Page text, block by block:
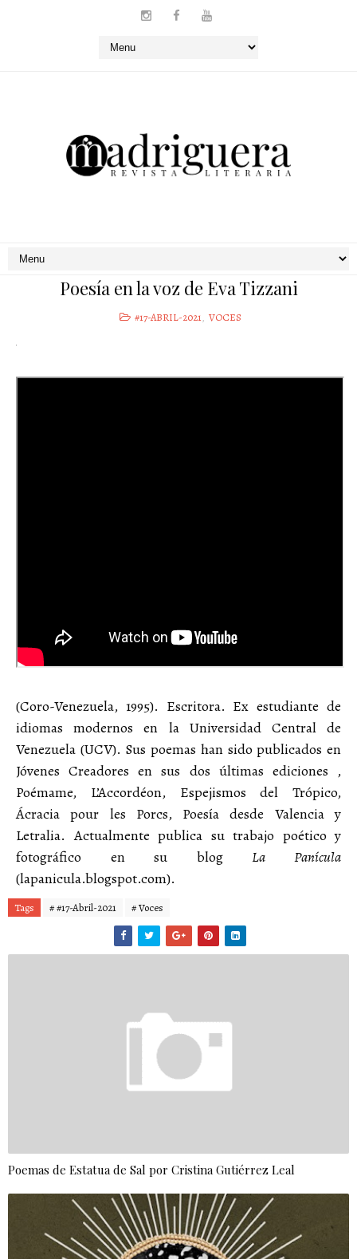
Poesía en la voz de Eva Tizzani
#17-ABRIL-2021, VOCES
(Coro-Venezuela, 1995). Escritora. Ex estudiante de
idiomas modernos en la Universidad Central de
Venezuela (UCV). Sus poemas han sido publicados en
Jóvenes Creadores en sus dos últimas ediciones ,
Poémame, L’Accordéon, Espejismos del Trópico,
Ácracia pour les Porcs, Poesía desde Valencia y
Letralia. Actualmente publica su trabajo poético y
fotográfico en su blogLa Panícula
(lapanicula.blogspot.com).
Tags # #17-Abril-2021 # Voces
Poemas de Estatua de Sal por Cristina Gutiérrez Leal